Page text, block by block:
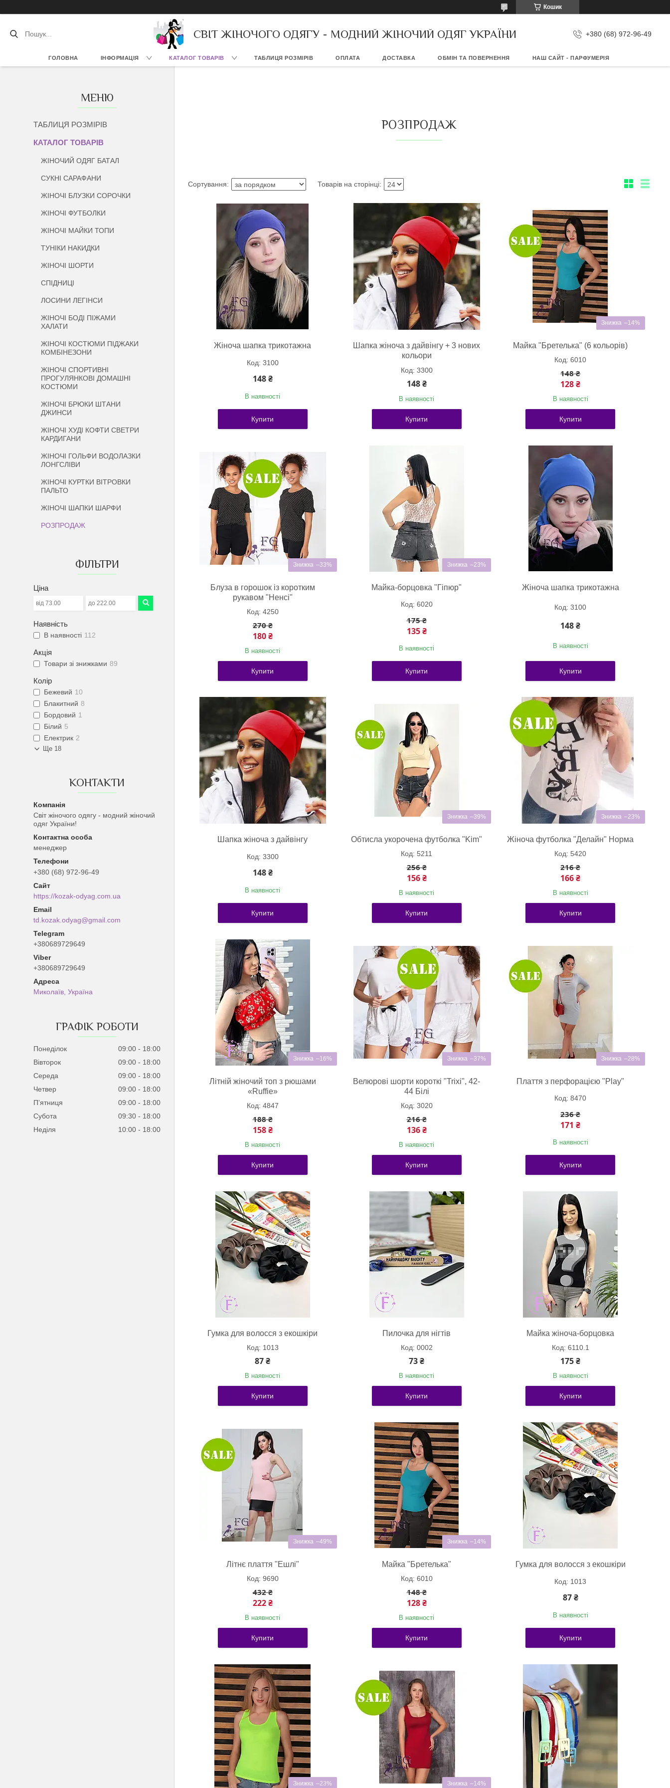
Кошик
СВІТ ЖІНОЧОГО ОДЯГУ - МОДНИЙ ЖІНОЧИЙ ОДЯГ УКРАЇНИ +380 (68) 972-96-49
ГОЛОВНА ІНФОРМАЦІЯ КАТАЛОГ ТОВАРІВ ТАБЛИЦЯ РОЗМІРІВ ОПЛАТА ДОСТАВКА ОБМІН ТА ПОВЕРНЕННЯ НАШ САЙТ - ПАРФУМЕРІЯ
ТАБЛИЦЯ РОЗМІРІВ
КАТАЛОГ ТОВАРІВ
ЖІНОЧИЙ ОДЯГ БАТАЛ
СУКНІ САРАФАНИ
ЖІНОЧІ БЛУЗКИ СОРОЧКИ
ЖІНОЧІ ФУТБОЛКИ
ЖІНОЧІ МАЙКИ ТОПИ
ТУНІКИ НАКИДКИ
ЖІНОЧІ ШОРТИ
СПІДНИЦІ
ЛОСИНИ ЛЕГІНСИ
ЖІНОЧІ БОДІ ПІЖАМИ
ХАЛАТИ
ЖІНОЧІ КОСТЮМИ ПІДЖАКИ
КОМБІНЕЗОНИ
ЖІНОЧІ СПОРТИВНІ
ПРОГУЛЯНКОВІ ДОМАШНІ
КОСТЮМИ
ЖІНОЧІ БРЮКИ ШТАНИ
ДЖИНСИ
ЖІНОЧІ ХУДІ КОФТИ СВЕТРИ
КАРДИГАНИ
ЖІНОЧІ ГОЛЬФИ ВОДОЛАЗКИ
ЛОНГСЛІВИ
ЖІНОЧІ КУРТКИ ВІТРОВКИ
ПАЛЬТО
ЖІНОЧІ ШАПКИ ШАРФИ
РОЗПРОДАЖ
ФІЛЬТРИ
Ціна
Наявність
В наявності 112
Акція
Товари зі знижками 89
Колір
Бежевий 10
Блакитний 8
Бордовий 1
Білий 5
Електрик 2
Ще 18
КОНТАКТИ
Світ жіночого одягу - модний жіночий
одяг України!
менеджер
+380 (68) 972-96-49
https://kozak-odyag.com.ua
td.kozak.odyag@gmail.com
+380689729649
+380689729649
Миколаїв, Україна
ГРАФІК РОБОТИ
Понеділок 09:00
18:00
Вівторок
09:00
18:00
Середа
09:00
18:00
Четвер
09:00
18:00
Пʼятниця
09:00
18:00
Субота
09:30
18:00
Неділя
10:00 18:00
РОЗПРОДАЖ
Жіноча шапка трикотажна
3100
148 ₴
В наявності
Купити
Шапка жіноча з дайвінгу + 3 нових
кольори
3300
148 ₴
В наявності
Купити
–14%
Майка "Бретелька" (6 кольорів)
6010
148 ₴
128 ₴
В наявності
Купити
–33%
Блуза в горошок із коротким
рукавом "Ненсі"
4250
270 ₴
180 ₴
В наявності
Купити
–23%
Майка-борцовка "Гіпюр"
6020
175 ₴
135 ₴
В наявності
Купити
Жіноча шапка трикотажна
3100
148 ₴
В наявності
Купити
Шапка жіноча з дайвінгу
3300
148 ₴
В наявності
Купити
–39%
Обтисла укорочена футболка "Kim"
5211
256 ₴
156 ₴
В наявності
Купити
–23%
Жіноча футболка "Делайн" Норма
5420
216 ₴
166 ₴
В наявності
Купити
–16%
Літній жіночий топ з рюшами
«Ruffie»
4847
188 ₴
158 ₴
В наявності
Купити
–37%
Велюрові шорти короткі "Trixi", 42-
44 Білі
3020
216 ₴
136 ₴
В наявності
Купити
–28%
Плаття з перфорацією "Play"
8470
236 ₴
171 ₴
В наявності
Купити
Гумка для волосся з екошкіри
1013
87 ₴
В наявності
Купити
Пилочка для нігтів
0002
73 ₴
В наявності
Купити
Майка жіноча-борцовка
6110.1
175 ₴
В наявності
Купити
–49%
Літнє плаття "Ешлі"
9690
432 ₴
222 ₴
В наявності
Купити
–14%
Майка "Бретелька"
6010
148 ₴
128 ₴
В наявності
Купити
Гумка для волосся з екошкіри
1013
87 ₴
В наявності
Купити
–23% –14%